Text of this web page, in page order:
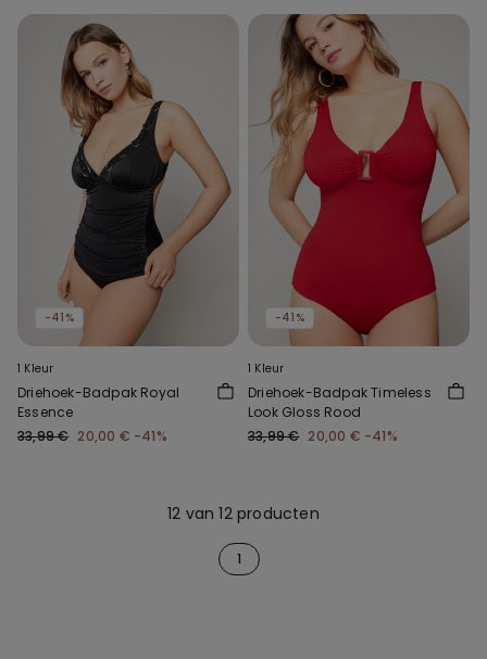
-41%
1 Kleur
Driehoek-Badpak Royal
Essence
33,99 € 20,00 € -41%
-41%
1 Kleur
Driehoek-Badpak Timeless
Look Gloss Rood
33,99 € 20,00 € -41%
12 van 12 producten
1